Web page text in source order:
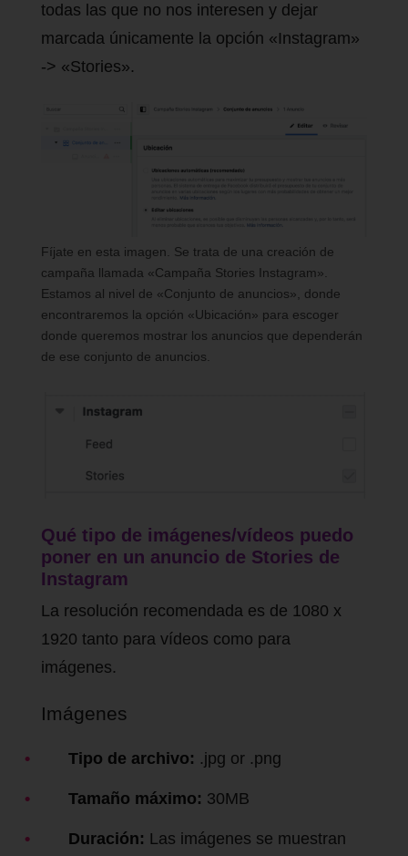
todas las que no nos interesen y dejar
marcada únicamente la opción «Instagram»
-> «Stories».
Fíjate en esta imagen. Se trata de una creación de
campaña llamada «Campaña Stories Instagram».
Estamos al nivel de «Conjunto de anuncios», donde
encontraremos la opción «Ubicación» para escoger
donde queremos mostrar los anuncios que dependerán
de ese conjunto de anuncios.
Qué tipo de imágenes/vídeos puedo
poner en un anuncio de Stories de
Instagram
La resolución recomendada es de 1080 x
1920 tanto para vídeos como para
imágenes.
Imágenes
Tipo de archivo: .jpg or .png
Tamaño máximo: 30MB
Duración: Las imágenes se muestran